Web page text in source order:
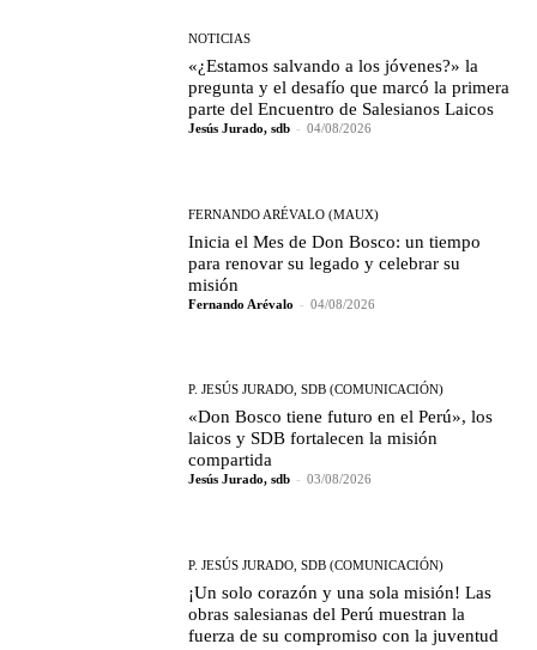
NOTICIAS
«¿Estamos salvando a los jóvenes?» la
pregunta y el desafío que marcó la primera
parte del Encuentro de Salesianos Laicos
Jesús Jurado, sdb - 04/08/2026
FERNANDO ARÉVALO (MAUX)
Inicia el Mes de Don Bosco: un tiempo
para renovar su legado y celebrar su
misión
Fernando Arévalo - 04/08/2026
P. JESÚS JURADO, SDB (COMUNICACIÓN)
«Don Bosco tiene futuro en el Perú», los
laicos y SDB fortalecen la misión
compartida
Jesús Jurado, sdb - 03/08/2026
P. JESÚS JURADO, SDB (COMUNICACIÓN)
¡Un solo corazón y una sola misión! Las
obras salesianas del Perú muestran la
fuerza de su compromiso con la juventud